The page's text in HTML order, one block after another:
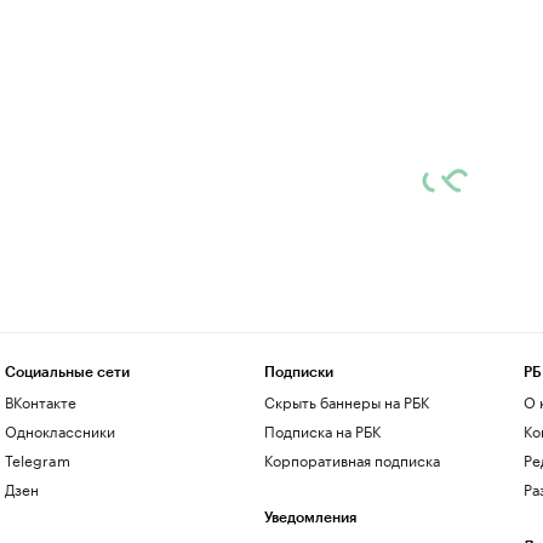
Социальные сети
ВКонтакте
Одноклассники
Telegram
Дзен
Подписки
Скрыть баннеры на РБК
Подписка на РБК
Корпоративная подписка
Уведомления
О